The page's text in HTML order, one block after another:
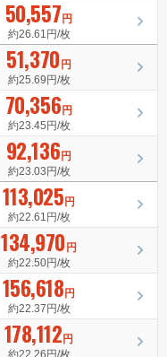
50,557円
約26.61円/枚
51,370 円
約25.69円/枚
70,356円
約23.45円/枚
92,136円
約23.03円/枚
113,025円
約22.61円/枚
134,970 円
約22.50円/枚
156,618円
約22.37円/枚
178,112円
約22.26円/枚